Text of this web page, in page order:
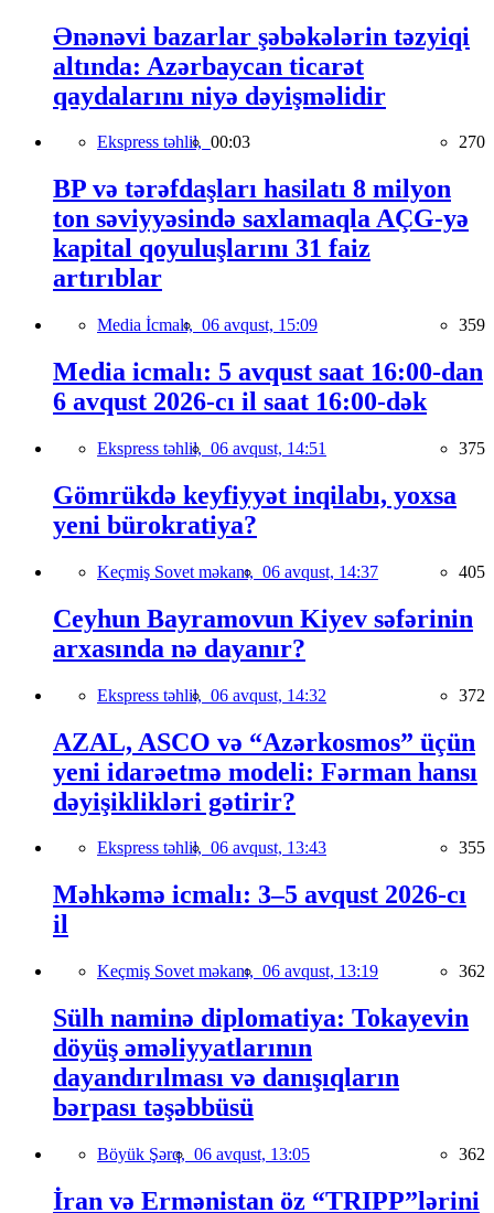
Ənənəvi bazarlar şəbəkələrin təzyiqi
altında: Azərbaycan ticarət
qaydalarını niyə dəyişməlidir
Ekspress təhlil, 00:03 270
BP və tərəfdaşları hasilatı 8 milyon
ton səviyyəsində saxlamaqla AÇG-yə
kapital qoyuluşlarını 31 faiz
artırıblar
Media İcmalı, 06 avqust, 15:09 359
Media icmalı: 5 avqust saat 16:00-dan
6 avqust 2026-cı il saat 16:00-dək
Ekspress təhlil, 06 avqust, 14:51 375
Gömrükdə keyfiyyət inqilabı, yoxsa
yeni bürokratiya?
Keçmiş Sovet məkanı, 06 avqust, 14:37 405
Ceyhun Bayramovun Kiyev səfərinin
arxasında nə dayanır?
Ekspress təhlil, 06 avqust, 14:32 372
AZAL, ASCO və “Azərkosmos” üçün
yeni idarəetmə modeli: Fərman hansı
dəyişiklikləri gətirir?
Ekspress təhlil, 06 avqust, 13:43 355
Məhkəmə icmalı: 3–5 avqust 2026-cı
il
Keçmiş Sovet məkanı, 06 avqust, 13:19 362
Sülh naminə diplomatiya: Tokayevin
döyüş əməliyyatlarının
dayandırılması və danışıqların
bərpası təşəbbüsü
Böyük Şərq, 06 avqust, 13:05 362
İran və Ermənistan öz “TRIPP”lərini